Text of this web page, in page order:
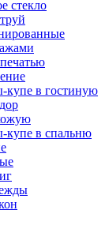
стекло
в гостиную
в спальню